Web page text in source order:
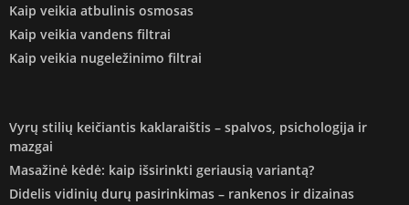
Kaip veikia atbulinis osmosas
Kaip veikia vandens filtrai
Kaip veikia nugeležinimo filtrai
Vyrų stilių keičiantis kaklaraištis – spalvos, psichologija ir
mazgai
Masažinė kėdė: kaip išsirinkti geriausią variantą?
Didelis vidinių durų pasirinkimas – rankenos ir dizainas